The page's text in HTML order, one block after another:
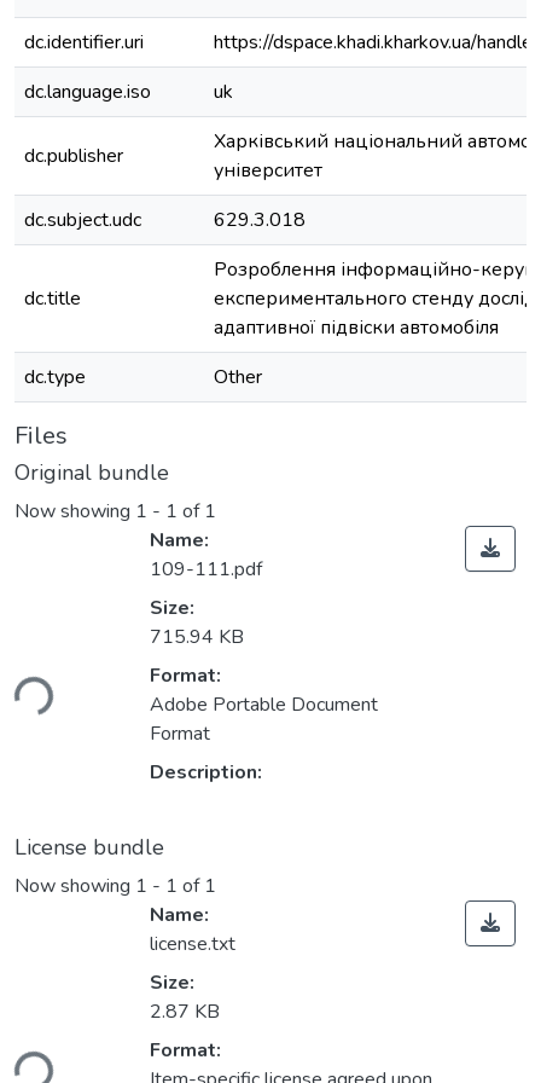
dc.identifier.uri
https://dspace.khadi.kharkov.ua/
dc.language.iso
uk
dc.publisher
Харківський національний
університет
dc.subject.udc
629.3.018
dc.title
Розроблення інформаційно-
експериментального стенду
адаптивної підвіски автомобіля
dc.type
Other
Files
Original bundle
Now showing 1 - 1 of 1
Name:
109-111.pdf
Size:
715.94 KB
Format:
Adobe Portable Document
Format
Description:
License bundle
Now showing 1 - 1 of 1
Name:
license.txt
Size:
2.87 KB
Format: